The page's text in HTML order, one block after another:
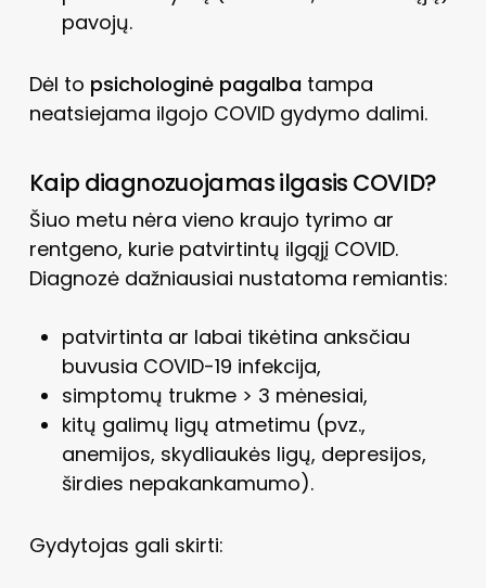
pavojų.
Dėl to psichologinė pagalbatampa
neatsiejama ilgojo COVID gydymo dalimi.
Kaip diagnozuojamas ilgasis COVID?
Šiuo metu nėra vieno kraujo tyrimo ar
rentgeno, kurie patvirtintų ilgąjį COVID.
Diagnozė dažniausiai nustatoma remiantis:
patvirtinta ar labai tikėtina anksčiau
buvusia COVID-19 infekcija,
simptomų trukme > 3 mėnesiai,
kitų galimų ligų atmetimu (pvz.,
anemijos, skydliaukės ligų, depresijos,
širdies nepakankamumo).
Gydytojas gali skirti: